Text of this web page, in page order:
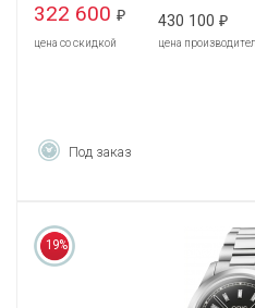
322 600 ₽
цена со скидкой
430 100 ₽
цена
Под заказ
19%